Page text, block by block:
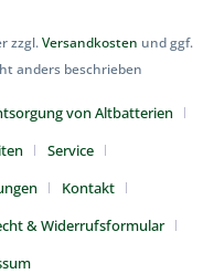
zzgl.Versandkosten und ggf.
anders beschrieben
von Altbatterien
Service
Kontakt
& Widerrufsformular